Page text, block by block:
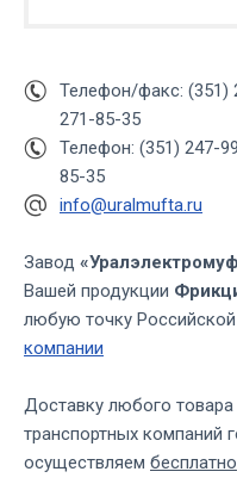
Телефон/факс: (351)
271-85-35
Телефон: (351) 247-
85-35
info@uralmufta.ru
Завод
Вашей продукции
любую точку
компании
Доставку любого
транспортных компаний
осуществляем бесплатно